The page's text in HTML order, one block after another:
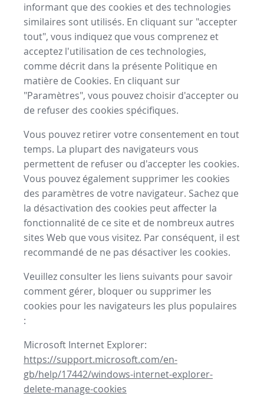
informant que des cookies et des technologies
similaires sont utilisés. En cliquant sur "accepter
tout", vous indiquez que vous comprenez et
acceptez l'utilisation de ces technologies,
comme décrit dans la présente Politique en
matière de Cookies. En cliquant sur
"Paramètres", vous pouvez choisir d'accepter ou
de refuser des cookies spécifiques.
Vous pouvez retirer votre consentement en tout
temps. La plupart des navigateurs vous
permettent de refuser ou d'accepter les cookies.
Vous pouvez également supprimer les cookies
des paramètres de votre navigateur. Sachez que
la désactivation des cookies peut affecter la
fonctionnalité de ce site et de nombreux autres
sites Web que vous visitez. Par conséquent, il est
recommandé de ne pas désactiver les cookies.
Veuillez consulter les liens suivants pour savoir
comment gérer, bloquer ou supprimer les
cookies pour les navigateurs les plus populaires
:
Microsoft Internet Explorer:
https://support.microsoft.com/en-
gb/help/17442/windows-internet-explorer-
delete-manage-cookies